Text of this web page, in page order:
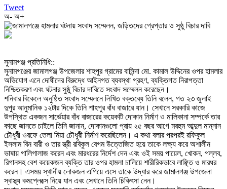
Tweet
অ- অ+
‎সুনামগঞ্জ প্রতিনিধি::
‎সুনামগঞ্জের জামালগঞ্জ উপজেলার শাহপুর গ্রামের বাসিন্দা মো. কামাল উদ্দিনের ওপর হামলার
অভিযোগ এনে দোষীদের বিরুদ্ধে আইনগত ব্যবস্থা গ্রহণ, ব্যক্তিগত নিরাপত্তা
নিশ্চিতকরণ এবং ঘটনার সুষ্ঠু বিচার দাবিতে সংবাদ সম্মেলন করেছেন।
‎শনিবার বিকেলে অনুষ্ঠিত সংবাদ সম্মেলনে লিখিত বক্তব্যে তিনি বলেন, গত ২৩ জুলাই
দুপুর আনুমানিক ১২টার দিকে তিনি শাহপুর বাঁধ বাজারে যান। সেখানে সরকারি কাজে
উপস্থিত একজন সার্ভেয়ার বাঁধ বাজারের কয়েকটি দোকান নির্মাণ ও মালিকানা সম্পর্কে তার
কাছে জানতে চাইলে তিনি জানান, দোকানগুলো প্রায় ২৫ বছর আগে মরহুম আব্দুল মান্নান
চৌধুরী ওরফে তেলা মিয়া চৌধুরী নির্মাণ করেছিলেন। এ কথা বলার পরপরই রফিকুল
ইসলাম বিন বারী ও তার স্ত্রী রবিকুল বেগম উত্তেজিত হয়ে তাকে লক্ষ্য করে অশালীন
ভাষায় গালিগালাজ করেন এবং মারধরের নির্দেশ দেন এবং ওই সময় পায়েল, খোকন, পল্লব,
রিগানসহ বেশ কয়েকজন ব্যক্তি তার ওপর হামলা চালিয়ে শারীরিকভাবে লাঞ্ছিত ও মারধর
করেন। এসময় স্থানীয় লোকজন এগিয়ে এসে তাকে উদ্ধার করে জামালগঞ্জ উপজেলা
স্বাস্থ্য কমপ্লেক্সে নিয়ে যান এবং সেখানে তিনি চিকিৎসা নেন।